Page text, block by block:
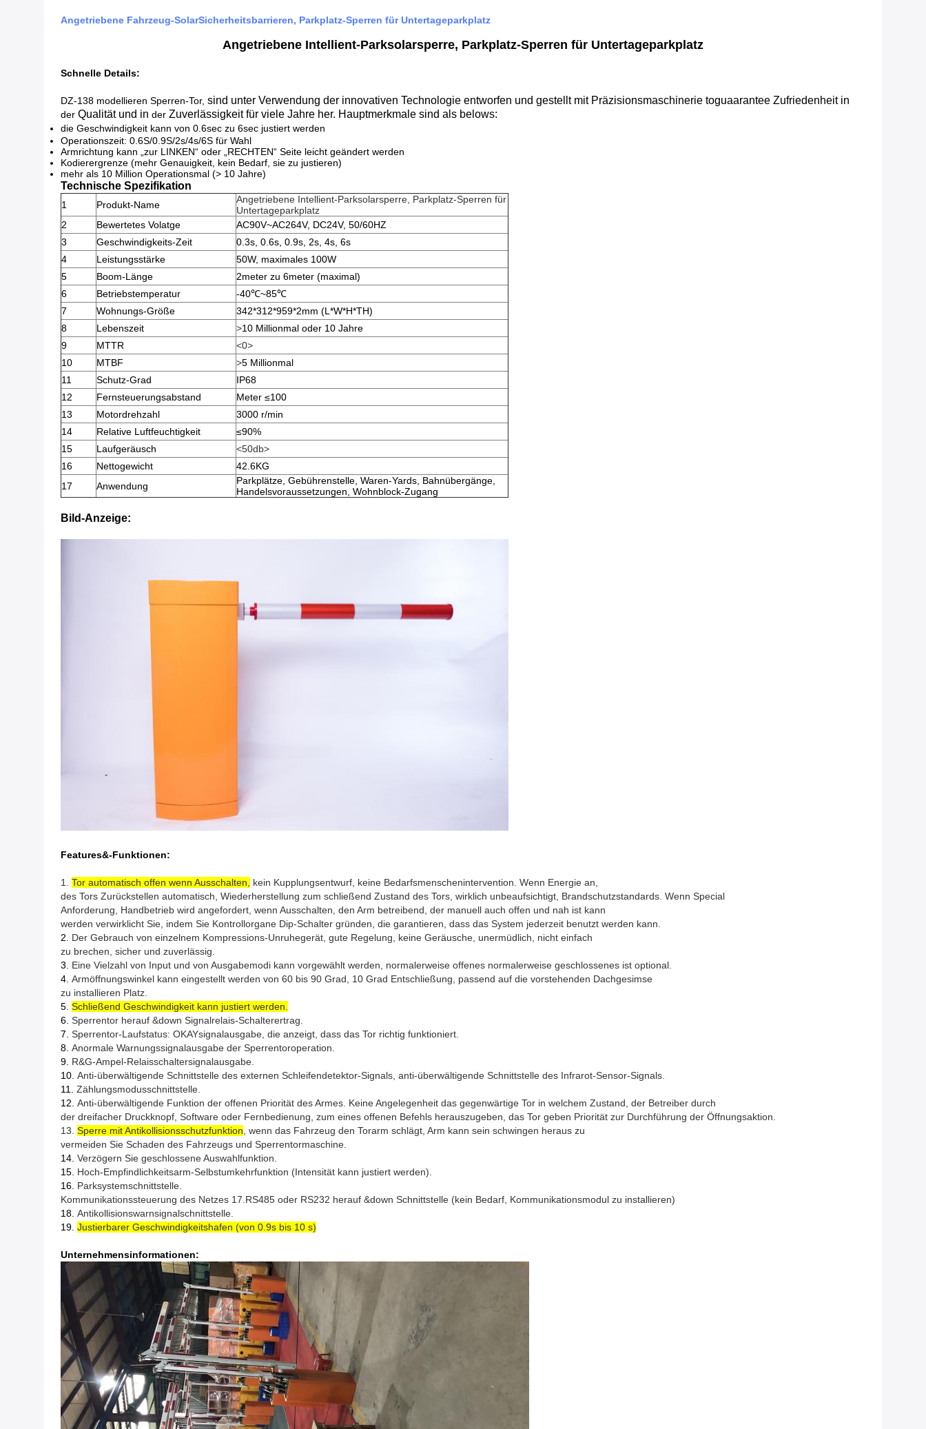
Angetriebene Fahrzeug-SolarSicherheitsbarrieren, Parkplatz-Sperren für Untertageparkplatz
Angetriebene Intellient-Parksolarsperre, Parkplatz-Sperren für Untertageparkplatz
Schnelle Details:
DZ-138 modellieren Sperren-Tor, sind unter Verwendung der innovativen Technologie entworfen und gestellt mit Präzisionsmaschinerie toguaarantee Zufriedenheit in
der Qualität und in der Zuverlässigkeit für viele Jahre her. Hauptmerkmale sind als belows:
die Geschwindigkeit kann von 0.6sec zu 6sec justiert werden
Operationszeit: 0.6S/0.9S/2s/4s/6S für Wahl
Armrichtung kann „zur LINKEN“ oder „RECHTEN“ Seite leicht geändert werden
Kodierergrenze (mehr Genauigkeit, kein Bedarf, sie zu justieren)
mehr als 10 Million Operationsmal (> 10 Jahre)
Technische Spezifikation
1 Produkt-Name
Angetriebene Intellient-Parksolarsperre, Parkplatz-Sperren für
Untertageparkplatz
2
Bewertetes Volatge
AC90V~AC264V, DC24V, 50/60HZ
3
Geschwindigkeits-Zeit
0.3s, 0.6s, 0.9s, 2s, 4s, 6s
4
Leistungsstärke
50W, maximales 100W
5
Boom-Länge
2meter zu 6meter (maximal)
6
Betriebstemperatur
-40℃~85℃
7
Wohnungs-Größe
342*312*959*2mm (L*W*H*TH)
8
Lebenszeit >10 Millionmal oder 10 Jahre
9
MTTR
<0>
10
MTBF >5 Millionmal
11
Schutz-Grad
IP68
12
Fernsteuerungsabstand
Meter ≤100
13
Motordrehzahl
3000 r/min
14
Relative Luftfeuchtigkeit
≤90%
15
Laufgeräusch
<50db>
16
Nettogewicht
42.6KG
17
Anwendung
Parkplätze, Gebührenstelle, Waren-Yards, Bahnübergänge,
Handelsvoraussetzungen, Wohnblock-Zugang
Bild-Anzeige:
Features&-Funktionen:
1. Tor automatisch offen wenn Ausschalten,
kein Kupplungsentwurf, keine Bedarfsmenschenintervention. Wenn Energie an,
des Tors Zurückstellen automatisch, Wiederherstellung zum schließend Zustand des Tors, wirklich unbeaufsichtigt, Brandschutzstandards. Wenn Special
Anforderung, Handbetrieb wird angefordert, wenn Ausschalten, den Arm betreibend, der manuell auch offen und nah ist kann
werden verwirklicht Sie, indem Sie Kontrollorgane Dip-Schalter gründen, die garantieren, dass das System jederzeit benutzt werden kann.
2. Der Gebrauch von einzelnem Kompressions-Unruhegerät, gute Regelung, keine Geräusche, unermüdlich, nicht einfach
zu brechen, sicher und zuverlässig.
3. Eine Vielzahl von Input und von Ausgabemodi kann vorgewählt werden, normalerweise offenes normalerweise geschlossenes ist optional.
4. Armöffnungswinkel kann eingestellt werden von 60 bis 90 Grad, 10 Grad Entschließung, passend auf die vorstehenden Dachgesimse
zu installieren Platz.
5. Schließend Geschwindigkeit kann justiert werden.
6. Sperrentor herauf &down Signalrelais-Schalterertrag.
7. Sperrentor-Laufstatus: OKAYsignalausgabe, die anzeigt, dass das Tor richtig funktioniert.
8. Anormale Warnungssignalausgabe der Sperrentoroperation.
9. R&G-Ampel-Relaisschaltersignalausgabe.
10. Anti-überwältigende Schnittstelle des externen Schleifendetektor-Signals, anti-überwältigende Schnittstelle des Infrarot-Sensor-Signals.
11. Zählungsmodusschnittstelle.
12. Anti-überwältigende Funktion der offenen Priorität des Armes. Keine Angelegenheit das gegenwärtige Tor in welchem Zustand, der Betreiber durch
der dreifacher Druckknopf, Software oder Fernbedienung, zum eines offenen Befehls herauszugeben, das Tor geben Priorität zur Durchführung der Öffnungsaktion.
13. Sperre mit Antikollisionsschutzfunktion , wenn das Fahrzeug den Torarm schlägt, Arm kann sein schwingen heraus zu
vermeiden Sie Schaden des Fahrzeugs und Sperrentormaschine.
14. Verzögern Sie geschlossene Auswahlfunktion.
15. Hoch-Empfindlichkeitsarm-Selbstumkehrfunktion (Intensität kann justiert werden).
16. Parksystemschnittstelle.
Kommunikationssteuerung des Netzes 17.RS485 oder RS232 herauf &down Schnittstelle (kein Bedarf, Kommunikationsmodul zu installieren)
18. Antikollisionswarnsignalschnittstelle.
19. Justierbarer Geschwindigkeitshafen (von 0.9s bis 10 s)
Unternehmensinformationen: